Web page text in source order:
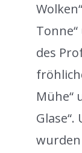
des
Mühe“